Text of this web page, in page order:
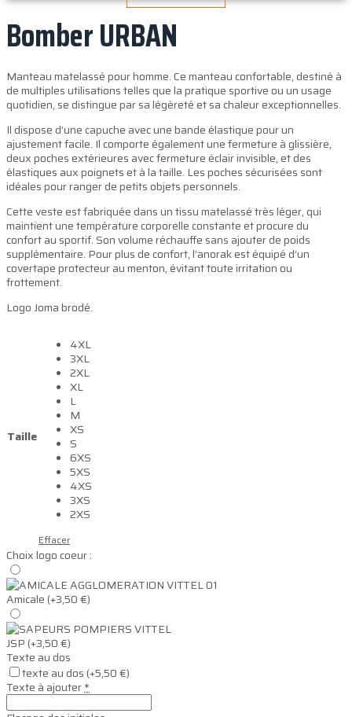
Bomber URBAN
Manteau matelassé pour homme. Ce manteau confortable, destiné à
de multiples utilisations telles que la pratique sportive ou un usage
quotidien, se distingue par sa légèreté et sa chaleur exceptionnelles.
Il dispose d’une capuche avec une bande élastique pour un
ajustement facile. Il comporte également une fermeture à glissière,
deux poches extérieures avec fermeture éclair invisible, et des
élastiques aux poignets et à la taille. Les poches sécurisées sont
idéales pour ranger de petits objets personnels.
Cette veste est fabriquée dans un tissu matelassé très léger, qui
maintient une température corporelle constante et procure du
confort au sportif. Son volume réchauffe sans ajouter de poids
supplémentaire. Pour plus de confort, l’anorak est équipé d’un
covertape protecteur au menton, évitant toute irritation ou
frottement.
Logo Joma brodé.
Taille
4XL
3XL
2XL
XL
L
M
XS
S
6XS
5XS
4XS
3XS
2XS
Effacer
Choix logo coeur :
Amicale(+3,50 €)
JSP(+3,50 €)
Texte au dos
texte au dos(+5,50 €)
Texte à ajouter*